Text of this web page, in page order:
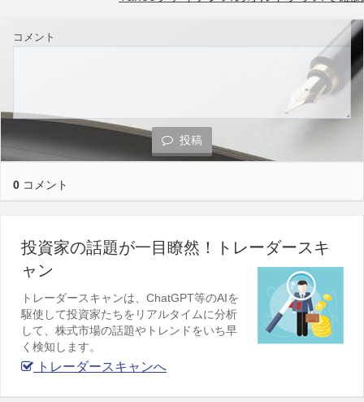
コメント
投稿
0 コメント
投資家の話題が一目瞭然！トレーダースキ
ャン
トレーダースキャンは、ChatGPT等のAIを
駆使して投資家たちをリアルタイムに分析
して、株式市場の話題やトレンドをいち早
く検知します。
トレーダースキャンへ